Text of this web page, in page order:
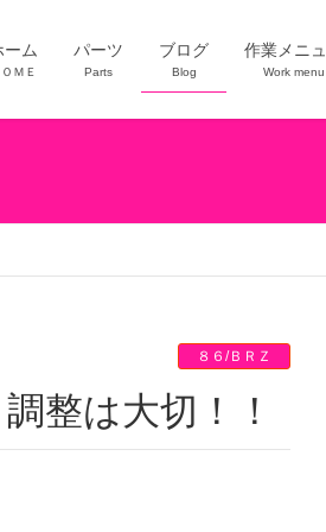
ーム
ＯＭＥ
パーツ
Parts
ブログ
Blog
作業メニ
Work menu
８６/ＢＲＺ
整は大切！！